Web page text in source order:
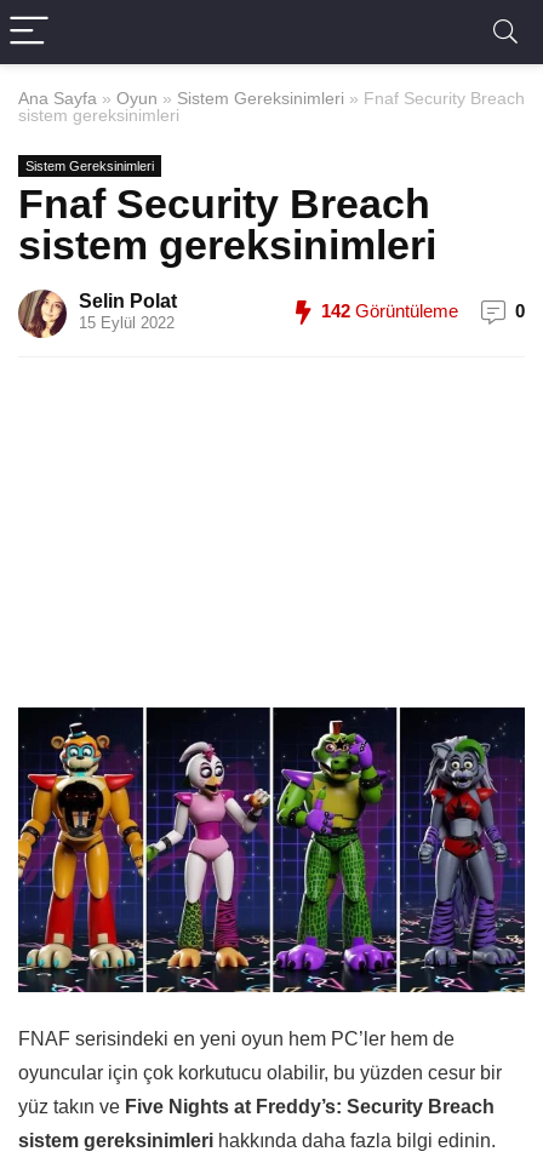
Ana Sayfa » Oyun » Sistem Gereksinimleri » Fnaf Security Breach
sistem gereksinimleri
Sistem Gereksinimleri
Fnaf Security Breach
sistem gereksinimleri
Selin Polat
15 Eylül 2022
142 Görüntüleme 0
FNAF serisindeki en yeni oyun hem PC’ler hem de
oyuncular için çok korkutucu olabilir, bu yüzden cesur bir
yüz takın ve Five Nights at Freddy’s: Security Breach
sistem gereksinimleri hakkında daha fazla bilgi edinin.